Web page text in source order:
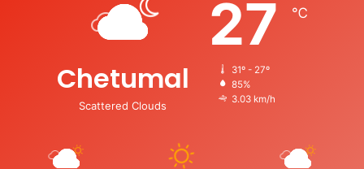
Chetumal
Scattered Clouds
27 ℃
31º - 27º
85%
3.03 km/h